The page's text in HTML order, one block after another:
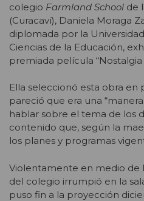
colegio Farmland School de
(Curacaví), Daniela Moraga
diplomada por la
Ciencias de la Educación,
premiada película “Nostalgia
Ella seleccionó esta obra
pareció que era una
hablar sobre el tema de los
contenido que, según la
los planes y programas
Violentamente en medio de
del colegio irrumpió en la
puso fin a la proyección